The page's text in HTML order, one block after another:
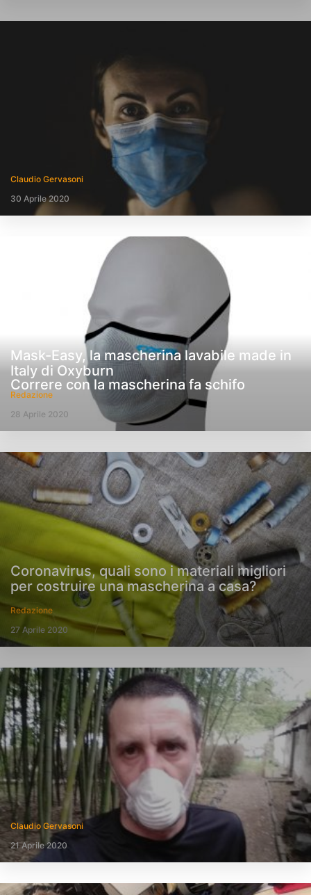
Claudio Gervasoni
30 Aprile 2020
Mask-Easy, la mascherina lavabile made in
Italy di Oxyburn
Redazione
28 Aprile 2020
Coronavirus, quali sono i materiali migliori
per costruire una mascherina a casa?
Redazione
27 Aprile 2020
Correre con la mascherina fa schifo
Claudio Gervasoni
21 Aprile 2020